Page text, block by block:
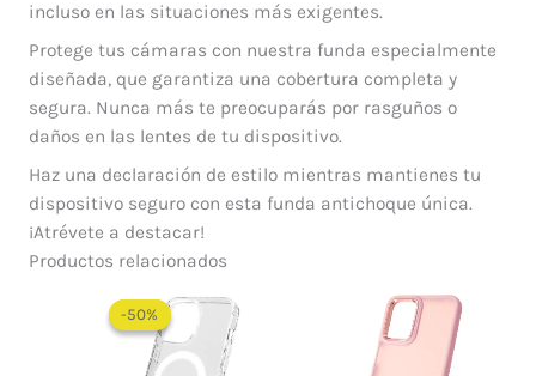
incluso en las situaciones más exigentes.
Protege tus cámaras con nuestra funda especialmente
diseñada, que garantiza una cobertura completa y
segura. Nunca más te preocuparás por rasguños o
daños en las lentes de tu dispositivo.
Haz una declaración de estilo mientras mantienes tu
dispositivo seguro con esta funda antichoque única.
¡Atrévete a destacar!
Productos relacionados
-50%
-50%
de
precios:
desde
$ 30.000